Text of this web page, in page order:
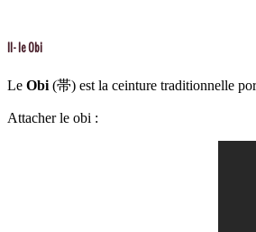
II- le Obi
Le Obi (帯) est la ceinture traditionnelle
Attacher le obi :